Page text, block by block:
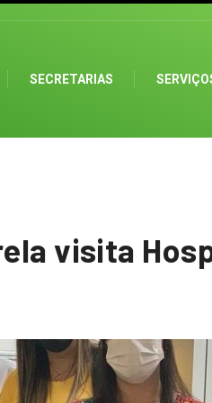
SECRETARIAS
visita